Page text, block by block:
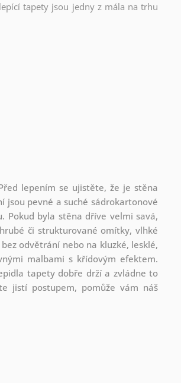
tapety jsou jedny z mála na trhu
lepením se ujistěte, že je stěna
jsou pevné a suché sádrokartonové
Pokud byla stěna dříve velmi savá,
či strukturované omítky, vlhké
odvětrání nebo na kluzké, lesklé,
malbami s křídovým efektem.
tapety dobře drží a zvládne to
jistí postupem, pomůže vám náš